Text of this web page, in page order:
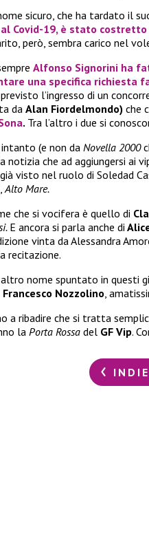
sicuro, che ha tardato il
Covid-19, è stato
però, sembra carico nel
Alfonso Signorini ha
una specifica richiesta
l’ingresso di un
daAlan Fiordelmondo) che
. Tra l’altro i due si
(e non da Novella 2000
notizia che ad aggiungersi ai
visto nel ruolo di Soledad
Alto Mare.
che si vocifera è quello di
E ancora si parla anche di
vinta da Alessandra
recitazione.
nome spuntato in questi
Francesco Nozzolino,
a ribadire che si tratta
laPorta Rossa del GF Vip.